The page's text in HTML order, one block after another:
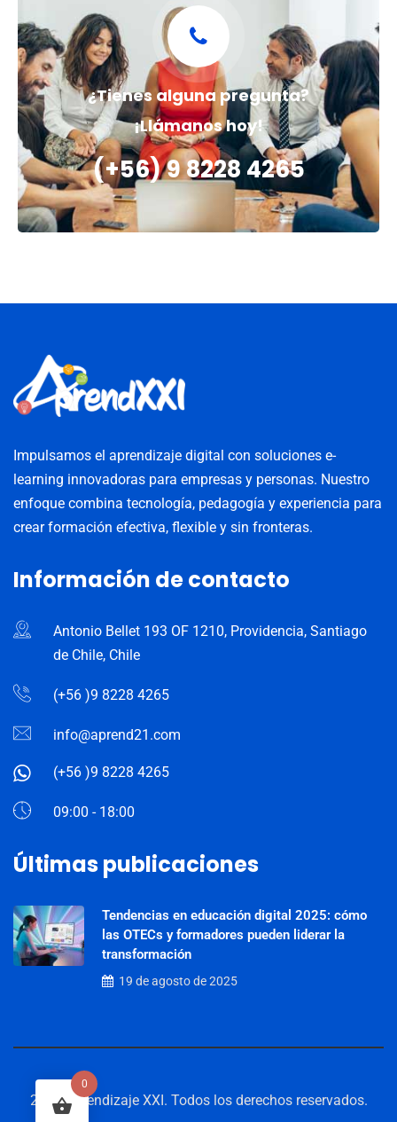
¿Tienes alguna pregunta?
¡Llámanos hoy!
(+56) 9 8228 4265
Impulsamos el aprendizaje digital con soluciones e-
learning innovadoras para empresas y personas. Nuestro
enfoque combina tecnología, pedagogía y experiencia para
crear formación efectiva, flexible y sin fronteras.
Información de contacto
Antonio Bellet 193 OF 1210, Providencia, Santiago
de Chile, Chile
(+56 )9 8228 4265
info@aprend21.com
(+56 )9 8228 4265
09:00 - 18:00
Últimas publicaciones
Tendencias en educación digital 2025: cómo
las OTECs y formadores pueden liderar la
transformación
19 de agosto de 2025
2025 Aprendizaje XXI. Todos los derechos reservados.
0